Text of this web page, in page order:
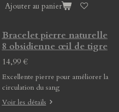
Ajouter au panier
Bracelet pierre naturelle
8 obsidienne œil de tigre
14,99 €
Excellente pierre pour améliorer la
circulation du sang
Voir les détails